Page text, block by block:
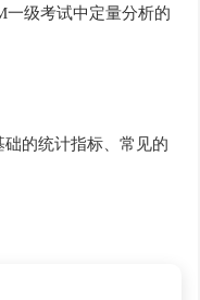
一级考试中定量分析的
础的统计指标、常见的